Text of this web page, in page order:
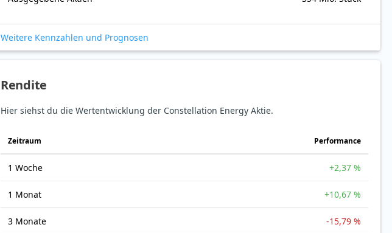
Weitere Kennzahlen und Prognosen
Rendite
Hier siehst du die Wertentwicklung der Constellation Energy Aktie.
Zeitraum Perfor­mance
1 Woche +2,37 %
1 Monat +10,67 %
3 Monate -15,79 %